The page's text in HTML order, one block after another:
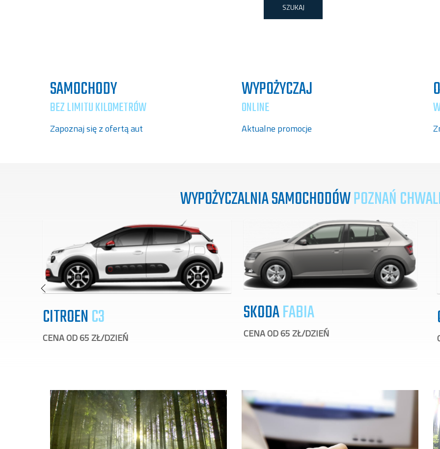
SAMOCHODY
BEZ LIMITU KILOMETRÓW
Zapoznaj się z ofertą aut
WYPOŻYCZAJ
ONLINE
Aktualne promocje
WYPOŻYCZALNIA SAMOCHODÓWPOZNAŃ
CITROENC3
CENA OD 65 ZŁ/DZIEŃ
SKODAFABIA
CENA OD 65 ZŁ/DZIEŃ